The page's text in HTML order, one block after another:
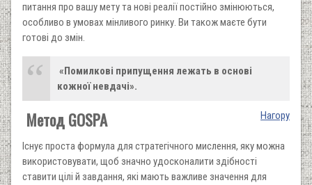
питання про вашу мету та нові реалії постійно змінюються,
особливо в умовах мінливого ринку. Ви також маєте бути
готові до змін.
«Помилкові припущення ле­жать в основі
кожної невдачі».
Нагору
Метод GOSPA
Існує проста формула для стратегічного мислення, яку можна
використовувати, щоб значно удосконалити здібності
ставити цілі й завдання, які мають важливе значення для